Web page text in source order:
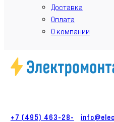
Доставка
Оплата
О компании
+7 (495) 463-28-